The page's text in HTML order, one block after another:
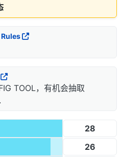
TOOL，有机会抽取
28
26